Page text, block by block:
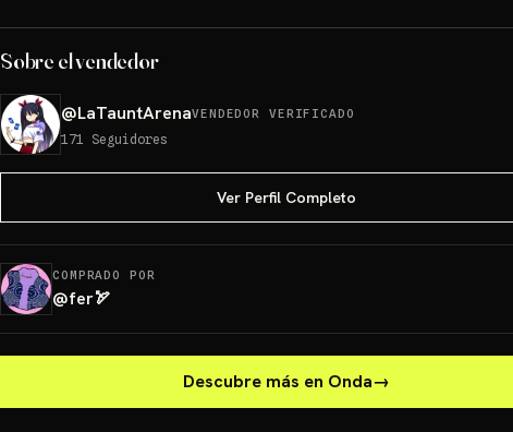
Sobre el vendedor
@LaTauntArenaVENDEDOR VERIFICADO
171 Seguidores
Ver Perfil Completo
COMPRADO POR
@fer🏹
Descubre más en Onda→